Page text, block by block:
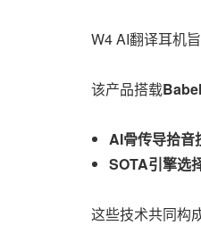
W4 AI翻译耳机
该产品搭载
AI骨传导拾音
SOTA引擎选
这些技术共同构